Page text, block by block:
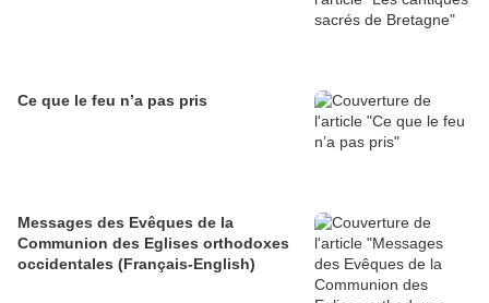
Ce que le feu n’a pas pris
Messages des Evêques de la
Communion des Eglises orthodoxes
occidentales (Français-English)